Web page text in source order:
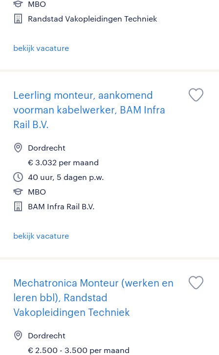
MBO
Randstad Vakopleidingen Techniek
bekijk vacature
Leerling monteur, aankomend
voorman kabelwerker, BAM Infra
Rail B.V.
Dordrecht
€ 3.032 per maand
40 uur, 5 dagen p.w.
MBO
BAM Infra Rail B.V.
bekijk vacature
Mechatronica Monteur (werken en
leren bbl), Randstad
Vakopleidingen Techniek
Dordrecht
€ 2.500 - 3.500 per maand